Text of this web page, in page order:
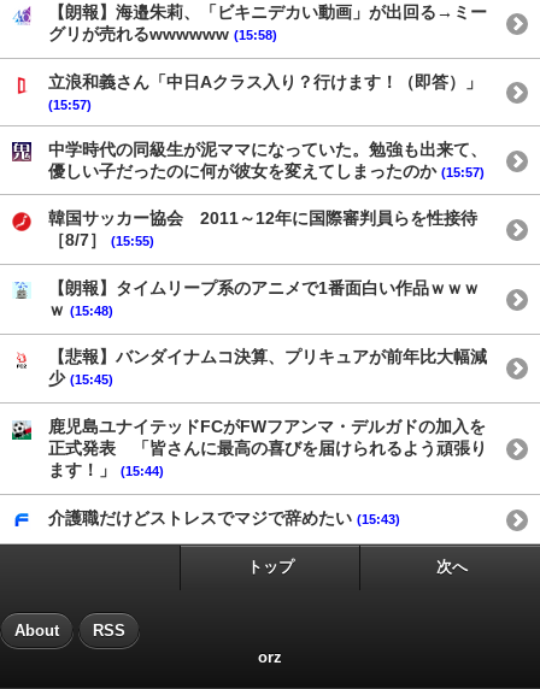
【朗報】海邉朱莉、「ビキニデカい動画」が出回る→ミー
グリが売れるwwwwww (15:58)
立浪和義さん「中日Aクラス入り？行けます！（即答）」
(15:57)
中学時代の同級生が泥ママになっていた。勉強も出来て、
優しい子だったのに何が彼女を変えてしまったのか (15:57)
韓国サッカー協会 2011～12年に国際審判員らを性接待
［8/7］
(15:55)
【朗報】タイムリープ系のアニメで1番面白い作品ｗｗｗ
ｗ (15:48)
【悲報】バンダイナムコ決算、プリキュアが前年比大幅減
少 (15:45)
鹿児島ユナイテッドFCがFWフアンマ・デルガドの加入を
正式発表 「皆さんに最高の喜びを届けられるよう頑張り
ます！」
(15:44)
介護職だけどストレスでマジで辞めたい (15:43)
トップ 次へ
About RSS
orz